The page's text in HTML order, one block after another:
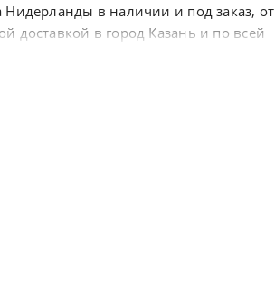
Нидерланды в наличии и под заказ, от
доставкой в город Казань и по всей